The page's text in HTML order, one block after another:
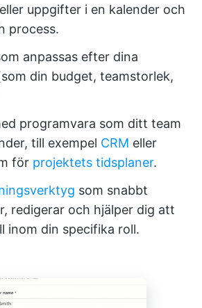
uppgifter i en kalender och
process.
anpassas efter dina
din budget, teamstorlek,
programvara som ditt team
till exempel CRM eller
för projektets tidsplaner.
som snabbt
redigerar och hjälper dig att
inom din specifika roll.